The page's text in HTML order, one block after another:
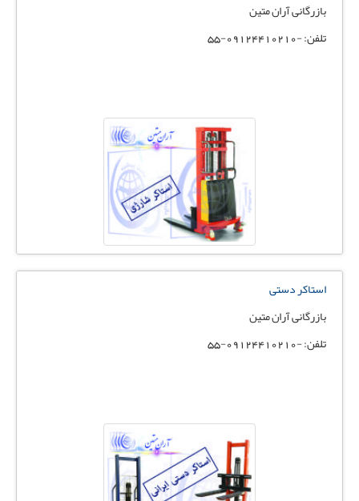
بازرگانی آران متین
تلفن: -09124410210-55
استاکر دستی
بازرگانی آران متین
تلفن: -09124410210-55